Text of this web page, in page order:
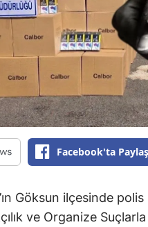
Facebook'ta Paylaş
Göksun ilçesinde
ve Organize